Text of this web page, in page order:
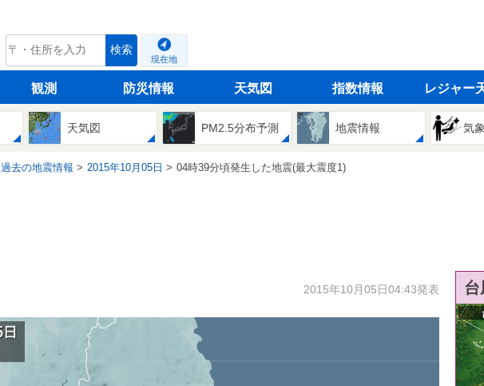
tenki.jp 検索
現在地
観測 防災情報 天気図 指数情報 レジャー
天気図 PM2.5分布予測 地震情報 気
過去の地震情報 2015年10月05日 04時39分頃発生した地震(最大震度1)
2015年10月05日04:43発表